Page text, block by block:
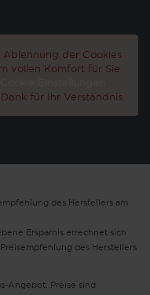
der Cookies
vollen Komfort für Sie
für Ihr Verständnis.
des Herstellers am
Ersparnis errechnet sich
des Herstellers
Angebot. Preise sind